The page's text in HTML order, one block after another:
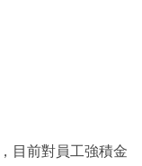
目前對員工強積金